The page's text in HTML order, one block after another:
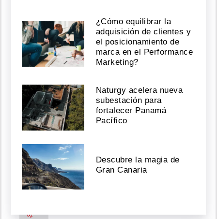
Agosto
09,
2026
¡Lluvia
de
teorías!
Josenid
aclara
las
sobre
su
tono
de
piel
09,
¿Cómo equilibrar la
adquisición de clientes y
el posicionamiento de
marca en el Performance
Marketing?
Naturgy acelera nueva
subestación para
fortalecer Panamá
Pacífico
Descubre la magia de
Gran Canaria